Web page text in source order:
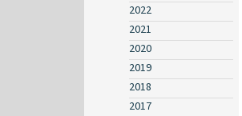
2022
2021
2020
2019
2018
2017